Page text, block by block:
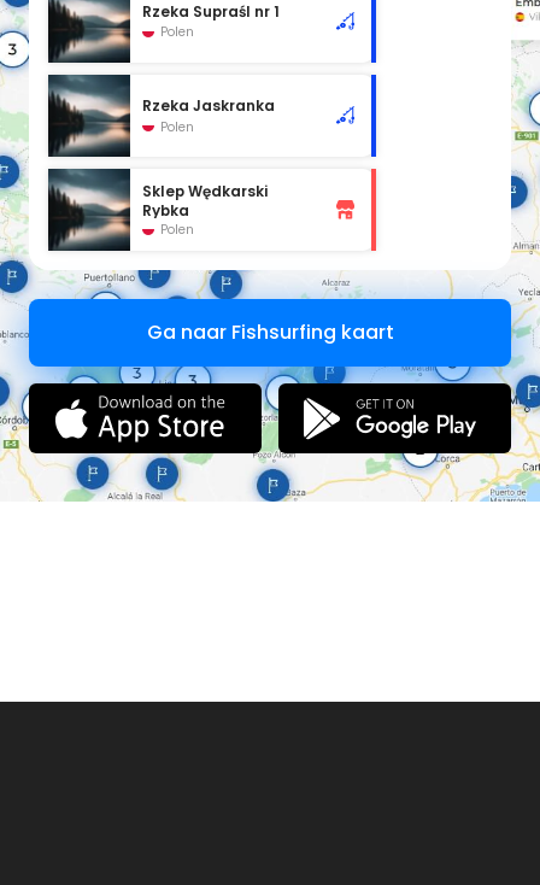
Rzeka Supraśl nr 1
Polen
Rzeka Jaskranka
Polen
Sklep Wędkarski
Rybka
Polen
Ga naar Fishsurfing kaart